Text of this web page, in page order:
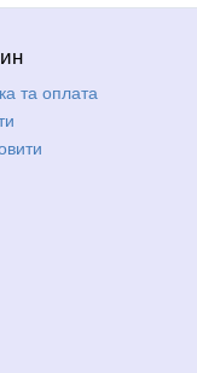
та оплата